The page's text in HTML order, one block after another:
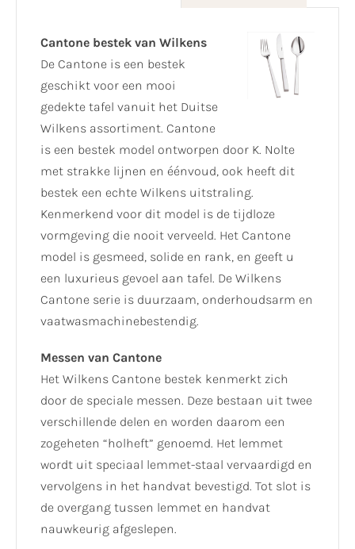
Cantone bestek van Wilkens
De Cantone is een bestek
geschikt voor een mooi
gedekte tafel vanuit het Duitse
Wilkens assortiment. Cantone
is een bestek model ontworpen door K. Nolte
met strakke lijnen en éénvoud, ook heeft dit
bestek een echte Wilkens uitstraling.
Kenmerkend voor dit model is de tijdloze
vormgeving die nooit verveeld. Het Cantone
model is gesmeed, solide en rank, en geeft u
een luxurieus gevoel aan tafel. De Wilkens
Cantone serie is duurzaam, onderhoudsarm en
vaatwasmachinebestendig.
Messen van Cantone
Het Wilkens Cantone bestek kenmerkt zich
door de speciale messen. Deze bestaan uit twee
verschillende delen en worden daarom een
zogeheten “holheft” genoemd. Het lemmet
wordt uit speciaal lemmet-staal vervaardigd en
vervolgens in het handvat bevestigd. Tot slot is
de overgang tussen lemmet en handvat
nauwkeurig afgeslepen.